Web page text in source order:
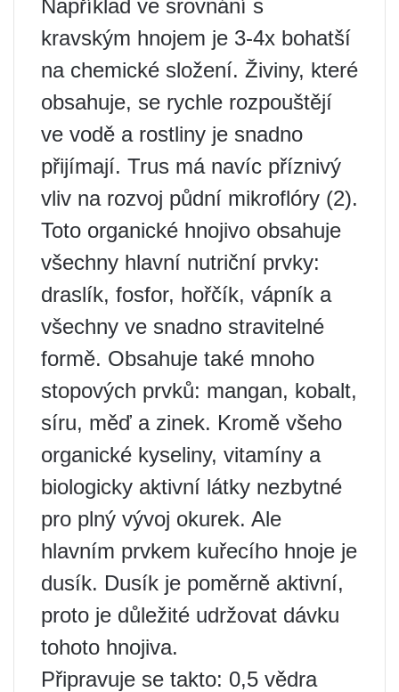
Například ve srovnání s
kravským hnojem je 3-4x bohatší
na chemické složení. Živiny, které
obsahuje, se rychle rozpouštějí
ve vodě a rostliny je snadno
přijímají. Trus má navíc příznivý
vliv na rozvoj půdní mikroflóry (2).
Toto organické hnojivo obsahuje
všechny hlavní nutriční prvky:
draslík, fosfor, hořčík, vápník a
všechny ve snadno stravitelné
formě. Obsahuje také mnoho
stopových prvků: mangan, kobalt,
síru, měď a zinek. Kromě všeho
organické kyseliny, vitamíny a
biologicky aktivní látky nezbytné
pro plný vývoj okurek. Ale
hlavním prvkem kuřecího hnoje je
dusík. Dusík je poměrně aktivní,
proto je důležité udržovat dávku
tohoto hnojiva.
Připravuje se takto: 0,5 vědra